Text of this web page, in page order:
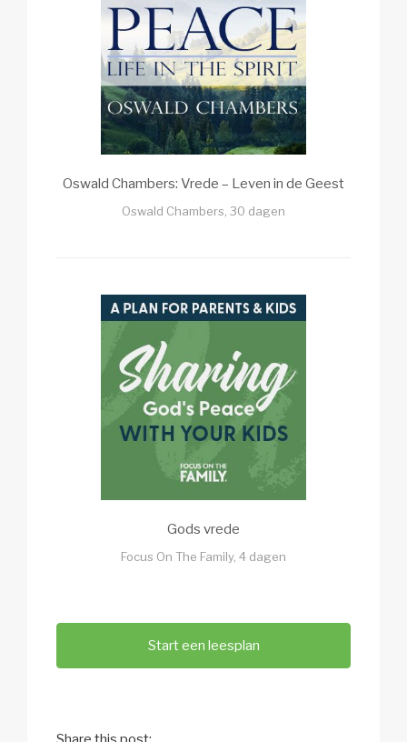
Oswald Chambers: Vrede – Leven in de Geest
Oswald Chambers, 30 dagen
Gods vrede
Focus On The Family, 4 dagen
Start een leesplan